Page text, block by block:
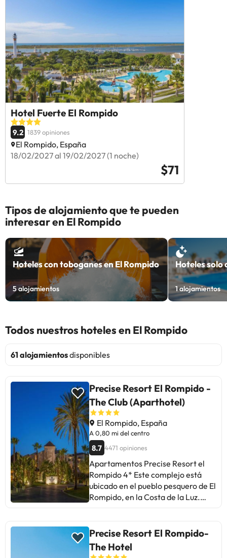
Hotel Fuerte El Rompido
9.2 1839 opiniones
El Rompido, España
18/02/2027 al 19/02/2027 (1 noche)
$71
Tipos de alojamiento que te pueden
interesar en El Rompido
Hoteles con toboganes en El Rompido
5alojamientos
Hoteles solo
1alojamientos
Todos nuestros hoteles en El Rompido
61 alojamientosdisponibles
Precise Resort El Rompido -
The Club (Aparthotel)
El Rompido, España
A 0,80 mi del centro
8.7 4471 opiniones
Apartamentos Precise Resort el
Rompido 4* Este complejo está
ubicado en el pueblo pesquero de El
Rompido, en la Costa de la Luz.
del Río Piedras y Flecha del
Rompido. A 17'5Kms se encuentra
Punta Umbría y a 27,5Kms la
Precise Resort El Rompido-
The Hotel